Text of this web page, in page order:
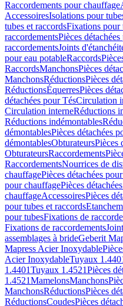
Raccordements pour chauffage
AccessoiresIsolations pour
tubes et raccordsFixations pour
raccordementsPièces
raccordementsJoints
pour eau potableRaccords
RaccordsManchonsPièces
ManchonsRéductionsPièces
RéductionsÉquerresPièces
détachées pour TésCirculation
Circulation interneRéductions
Réductions indémontables
démontablesPièces détachées
démontablesObturateursPièces
ObturateursRaccordements
RaccordementsNourrices de
chauffagePièces détachées
pour chauffagePièces
chauffageAccessoiresPièces
pour tubes et raccords
pour tubesFixations de
Fixations de raccordements
assemblages à brideGeberit
Mapress Acier Inoxydable
Acier InoxydableTuyaux
1.4401Tuyaux 1.4521Pièces
1.4521MamelonsManchons
ManchonsRéductionsPièces
RéductionsCoudesPièces